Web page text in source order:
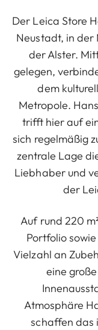
Der Leica Store
Neustadt, in der
der Alster.
gelegen,
dem
Metropole.
trifft hier auf
sich regelmäßig
zentrale Lage
Liebhaber und
der
Auf rund 220
Portfolio
Vielzahl an
eine
Atmosphäre
schaffen das